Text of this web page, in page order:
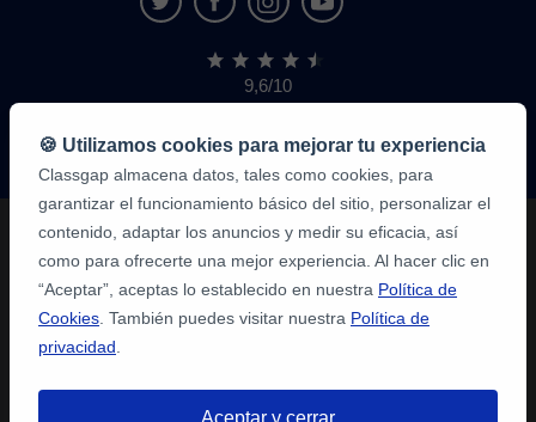
9,6/10
1.339.284
de
alumnos
🍪 Utilizamos cookies para mejorar tu experiencia
Classgap almacena datos, tales como cookies, para
garantizar el funcionamiento básico del sitio, personalizar el
contenido, adaptar los anuncios y medir su eficacia, así
como para ofrecerte una mejor experiencia. Al hacer clic en
“Aceptar”, aceptas lo establecido en nuestra Política de
Cookies . También puedes visitar nuestra Política de
privacidad
Aceptar y cerrar